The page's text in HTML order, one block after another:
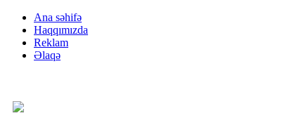
Ana səhifə
Haqqımızda
Reklam
Əlaqə